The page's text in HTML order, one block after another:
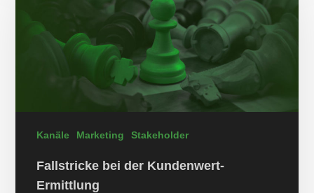
Kanäle Marketing Stakeholder
Fallstricke bei der Kundenwert-
Ermittlung